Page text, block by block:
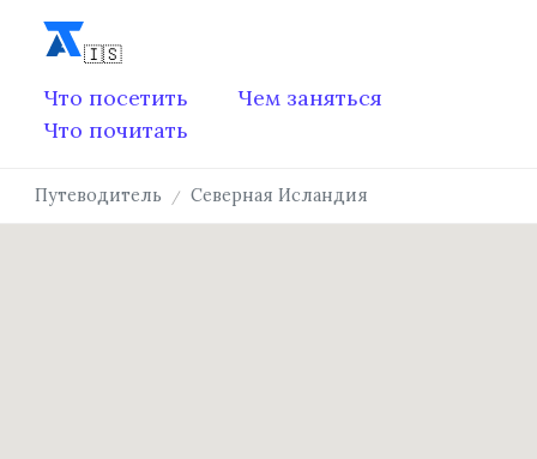
Что посетить
Чем заняться
Что почитать
Путеводитель Северная Исландия